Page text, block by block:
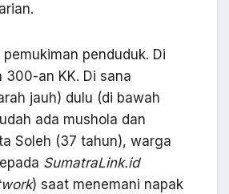
penduduk. Di
300-an KK. Di sana
jauh) dulu (di bawah
ada mushola dan
Soleh (37 tahun), warga
SumatraLink.id
) saat menemani napak